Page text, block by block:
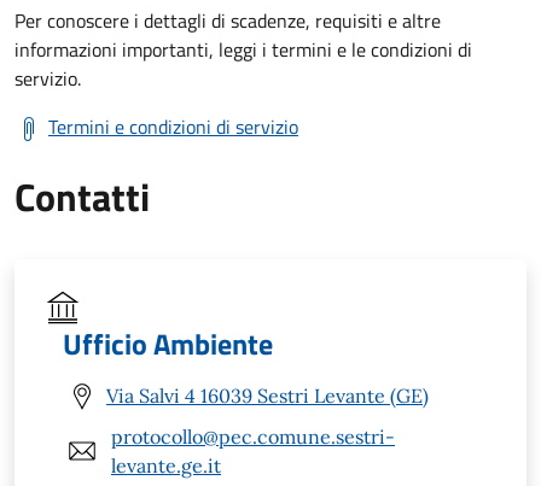
Per conoscere i dettagli di scadenze, requisiti e altre
informazioni importanti, leggi i termini e le condizioni di
servizio.
Termini e condizioni di servizio
Contatti
Ufficio Ambiente
Via Salvi 4 16039 Sestri Levante (GE)
protocollo@pec.comune.sestri-
levante.ge.it